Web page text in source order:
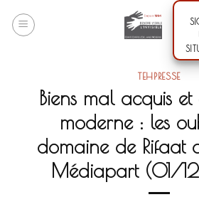
TEHPRESSE
Biens mal acquis
moderne : les
domaine de Rifaat
Médiapart (01/